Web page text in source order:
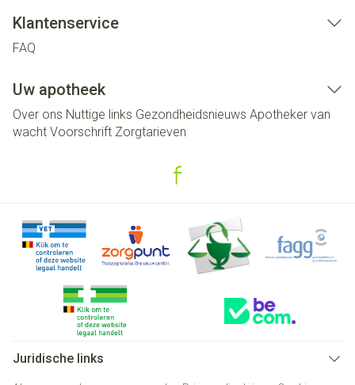
Klantenservice
FAQ
Uw apotheek
Over ons Nuttige links Gezondheidsnieuws Apotheker van
wacht Voorschrift Zorgtarieven
Juridische links